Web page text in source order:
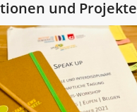
und Projekte